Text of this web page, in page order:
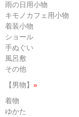
雨の日用小物
キモノカフェ用小物
着装小物
ショール
手ぬぐい
風呂敷
その他
【男物】 »
着物
ゆかた